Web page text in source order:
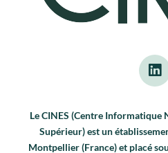
Le CINES (Centre Informatique
Supérieur) est un
Montpellier (France) et placé